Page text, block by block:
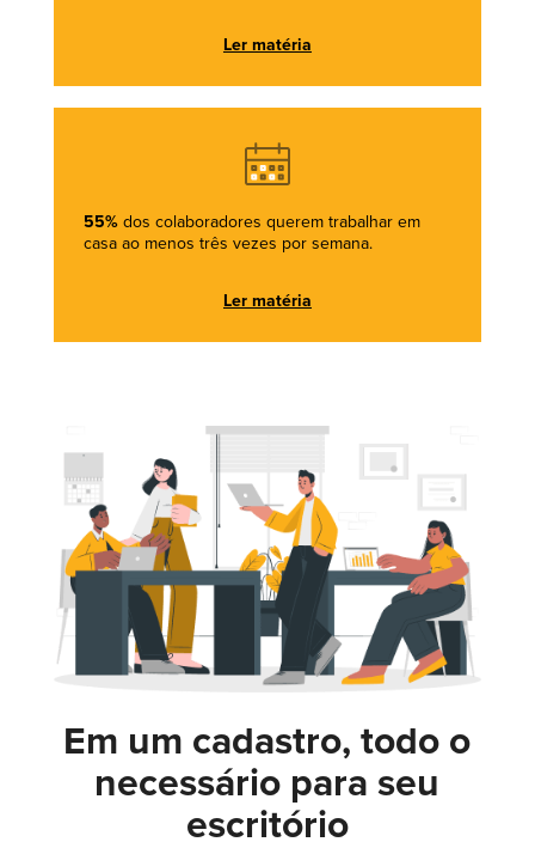
Ler matéria
55%dos colaboradores querem trabalhar em
casa ao menos três vezes por semana.
Ler matéria
Em um cadastro, todo o
necessário para seu
escritório